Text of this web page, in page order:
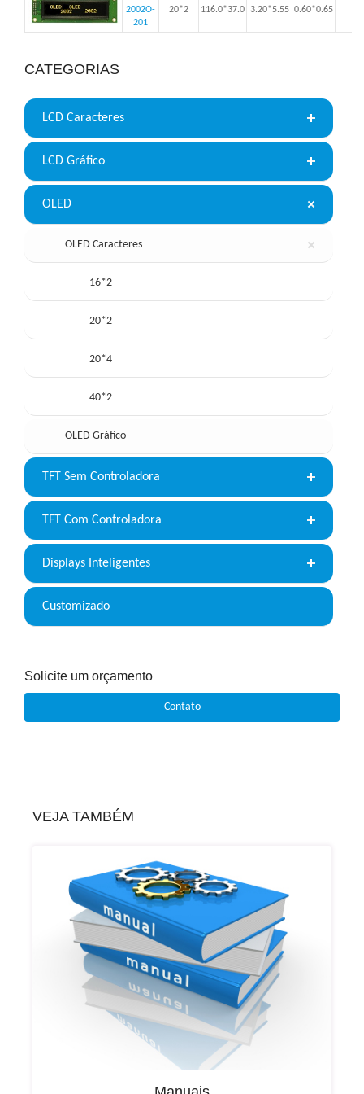
2002O-
201
20*2 116.0*37.0 3.20*5.55 0.60*0.65
CATEGORIAS
LCD Caracteres
LCD Gráfico
OLED
OLED Caracteres
16*2
20*2
20*4
40*2
OLED Gráfico
TFT Sem Controladora
TFT Com Controladora
Displays Inteligentes
Customizado
Solicite um orçamento
Contato
VEJA TAMBÉM